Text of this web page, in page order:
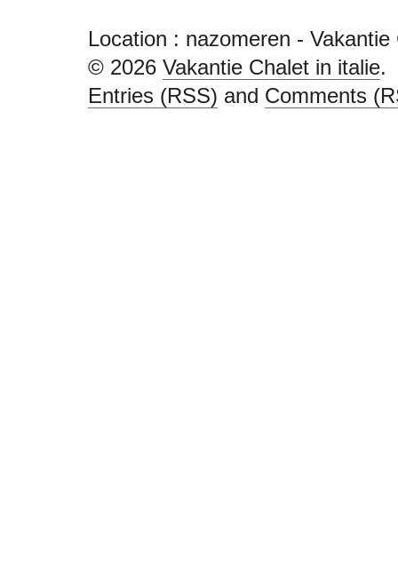
Location : nazomeren -
© 2026 Vakantie Chalet in italie.
Entries (RSS) and Comments